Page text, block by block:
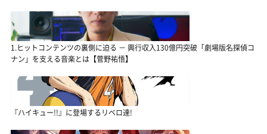
1.ヒットコンテンツの裏側に迫る － 興行収入130億円突破「劇場版名探偵コ
ナン」を支える音楽とは【菅野祐悟】
『ハイキュー!!』に登場するリベロ達!